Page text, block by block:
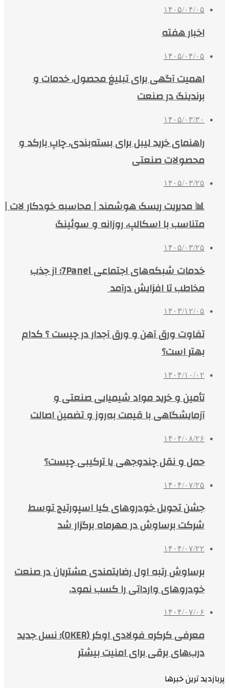
۱۴۰۵/۰۴/۰۵
اخبار هفته
۱۴۰۵/۰۴/۰۵
اهمیت آگهی برای تبلیغ محصول، خدمات و
برندینگ در صنعت
۱۴۰۵/۰۳/۳۰
راهنمای خرید لیبل برای بسته‌بندی، چاپ بارکد و
محصولات صنعتی
۱۴۰۵/۰۳/۲۵
📊 مدیریت ریسک هوشمند | محاسبه خودکار لات |
متناسب با اسکالپ، روزانه و سوئینگ
۱۴۰۵/۰۳/۲۵
خدمات شبکه‌های اجتماعی 7Panel؛ از جذب
مخاطب تا افزایش درآمد
۱۴۰۳/۱۲/۰۵
تفاوت ورق آهن و ورق آجدار در چیست ؟ کدام
بهتر است؟
۱۴۰۴/۱۰/۰۲
تأمین و خرید مواد شیمیایی صنعتی و
آزمایشگاهی با قیمت به‌روز و تضمین اصالت
۱۴۰۴/۰۸/۲۶
حمل و نقل چندوجهی یا ترکیبی چیست؟
۱۴۰۴/۰۷/۲۵
جشن تحویل خودروهای کیا اسپورتیج توسط
شرکت برساوش در مهرماه برگزار شد
۱۴۰۴/۰۷/۲۲
برساوش رتبه اول رضایتمندی مشتریان در صنعت
خودروهای وارداتی را کسب نمود.
۱۴۰۴/۰۷/۰۶
معرفی کرکره فولادی اوکر (OKER)؛ نسل جدید
درب‌های برقی برای امنیت بیشتر
پربازدید ترین خبرها